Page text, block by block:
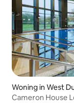
Woning in West
Cameron House